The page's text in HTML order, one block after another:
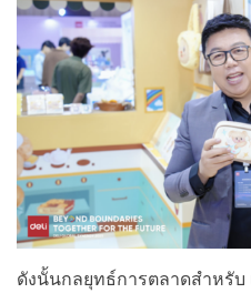
ดังนั้นกลยุทธ์การตลาดสำหรับ